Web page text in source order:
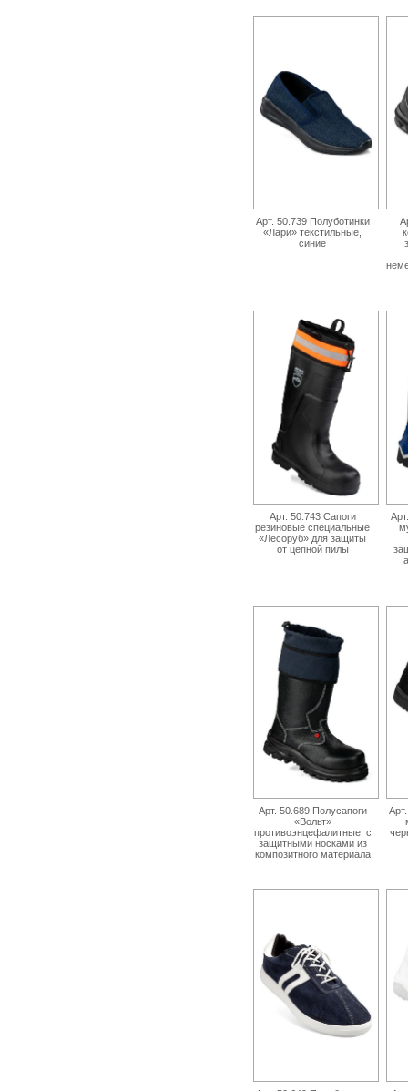
Арт. 50.739 Полуботинки
«Лари» текстильные,
синие
Арт. 50.743 Сапоги
резиновые специальные
«Лесоруб» для защиты
от цепной пилы
Арт. 50.689 Полусапоги
«Вольт»
противоэнцефалитные, с
защитными носками из
композитного материала